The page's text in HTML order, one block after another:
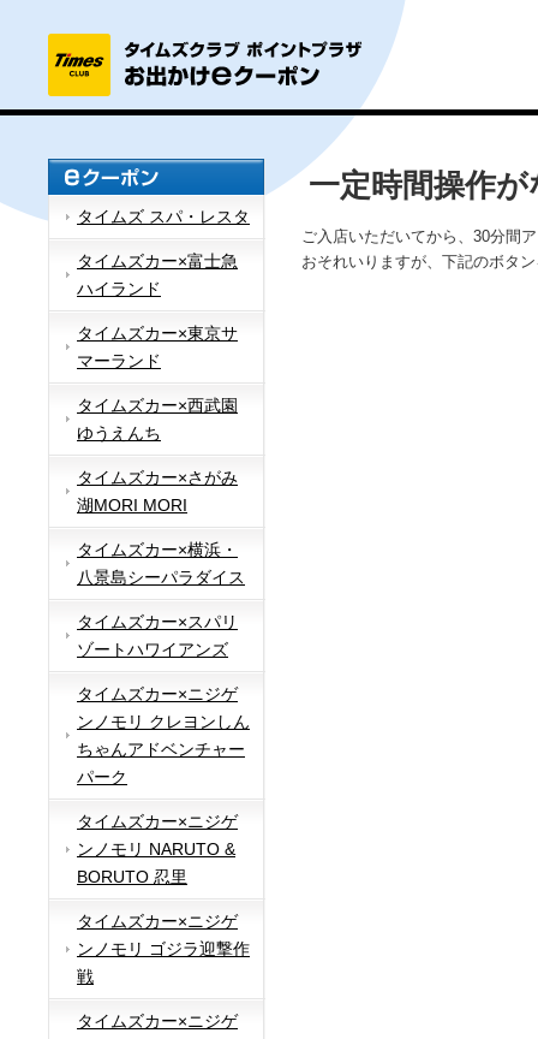
タイムズ スパ・レスタ
タイムズカー×富士急
ハイランド
タイムズカー×東京サ
マーランド
タイムズカー×西武園
ゆうえんち
タイムズカー×さがみ
湖MORI MORI
タイムズカー×横浜・
八景島シーパラダイス
タイムズカー×スパリ
ゾートハワイアンズ
タイムズカー×ニジゲ
ンノモリ クレヨンしん
ちゃんアドベンチャー
パーク
タイムズカー×ニジゲ
ンノモリ NARUTO &
BORUTO 忍里
タイムズカー×ニジゲ
ンノモリ ゴジラ迎撃作
戦
タイムズカー×ニジゲ
一定時間操作
ご入店いただいてから、30分間
おそれいりますが、下記のボタ